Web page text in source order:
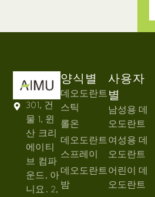
301, 건
물 1, 윈
산 크리
에이티
브 컴파
운드, 아
니요. 2,
양식별
데오도란트
스틱
롤온
데오도란트
스프레이
데오도란트
밤
사용자
별
남성용 데
오도란트
여성용 데
오도란트
어린이 데
오도란트